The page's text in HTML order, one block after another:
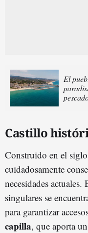
El
Castillo
Construido en el
cuidadosamente
necesidades actuales.
singulares se
para garantizar
capilla, que aporta